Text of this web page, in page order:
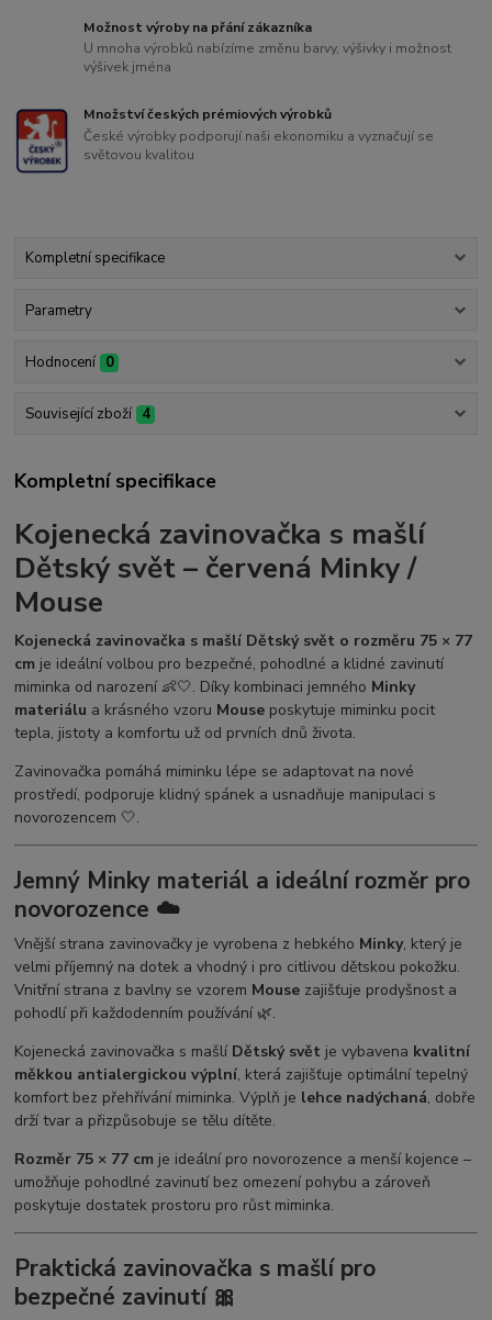
Možnost výroby na přání zákazníka
U mnoha výrobků nabízíme změnu barvy, výšivky i možnost
výšivek jména
Množství českých prémiových výrobků
České výrobky podporují naši ekonomiku a vyznačují se
světovou kvalitou
Kompletní specifikace
Parametry
Hodnocení 0
Související zboží 4
Kompletní specifikace
Kojenecká zavinovačka s mašlí
Dětský svět – červená Minky /
Mouse
Kojenecká zavinovačka s mašlí Dětský svět o rozměru 75 × 77
cm je ideální volbou pro bezpečné, pohodlné a klidné zavinutí
miminka od narození 👶🤍. Díky kombinaci jemného Minky
materiálu a krásného vzoru Mouse poskytuje miminku pocit
tepla, jistoty a komfortu už od prvních dnů života.
Zavinovačka pomáhá miminku lépe se adaptovat na nové
prostředí, podporuje klidný spánek a usnadňuje manipulaci s
novorozencem 🤍.
Jemný Minky materiál a ideální rozměr pro
novorozence ☁️
Vnější strana zavinovačky je vyrobena z hebkého Minky, který je
velmi příjemný na dotek a vhodný i pro citlivou dětskou pokožku.
Vnitřní strana z bavlny se vzorem Mouse zajišťuje prodyšnost a
pohodlí při každodenním používání 🌿.
Kojenecká zavinovačka s mašlí Dětský svět je vybavena kvalitní
měkkou antialergickou výplní, která zajišťuje optimální tepelný
komfort bez přehřívání miminka. Výplň je lehce nadýchaná, dobře
drží tvar a přizpůsobuje se tělu dítěte.
Rozměr 75 × 77 cm je ideální pro novorozence a menší kojence –
umožňuje pohodlné zavinutí bez omezení pohybu a zároveň
poskytuje dostatek prostoru pro růst miminka.
Praktická zavinovačka s mašlí pro
bezpečné zavinutí 🎀